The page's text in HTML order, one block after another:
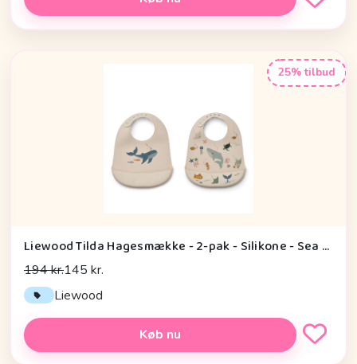
25% tilbud
Liewood Tilda Hagesmække - 2-pak - Silikone - Sea Creature/Sandy
194 kr.145 kr.
Liewood
Køb nu